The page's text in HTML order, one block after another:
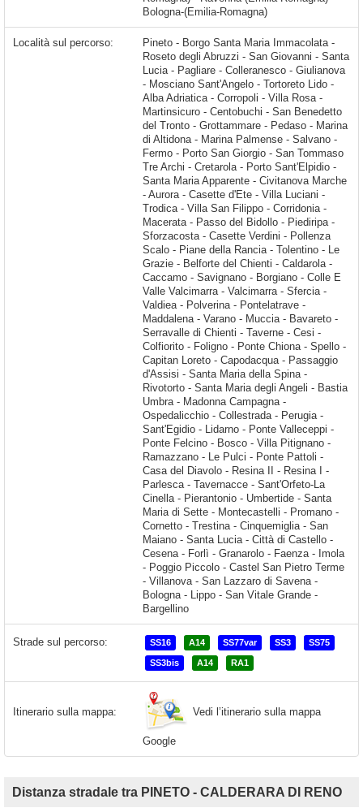
Bologna-(Emilia-Romagna)
Località sul percorso: Pineto - Borgo Santa Maria Immacolata - Roseto degli Abruzzi - San Giovanni - Santa Lucia - Pagliare - Colleranesco - Giulianova - Mosciano Sant'Angelo - Tortoreto Lido - Alba Adriatica - Corropoli - Villa Rosa - Martinsicuro - Centobuchi - San Benedetto del Tronto - Grottammare - Pedaso - Marina di Altidona - Marina Palmense - Salvano - Fermo - Porto San Giorgio - San Tommaso Tre Archi - Cretarola - Porto Sant'Elpidio - Santa Maria Apparente - Civitanova Marche - Aurora - Casette d'Ete - Villa Luciani - Trodica - Villa San Filippo - Corridonia - Macerata - Passo del Bidollo - Piediripa
Strade sul percorso: SS16 A14 SS77var SS3 SS75
SS3bis A14 RA1
Itinerario sulla mappa: Vedi l’itinerario sulla mappa
Google
Distanza stradale tra PINETO - CALDERARA DI RENO